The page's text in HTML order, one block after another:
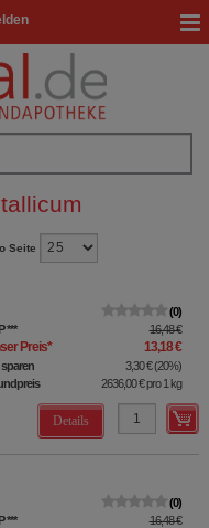
Seite
0
*** 16,48 €
Preis* 13,18 €
sparen 3,30 €(20%)
2636,00 €pro 1 kg
Details
0
*** 16,48 €